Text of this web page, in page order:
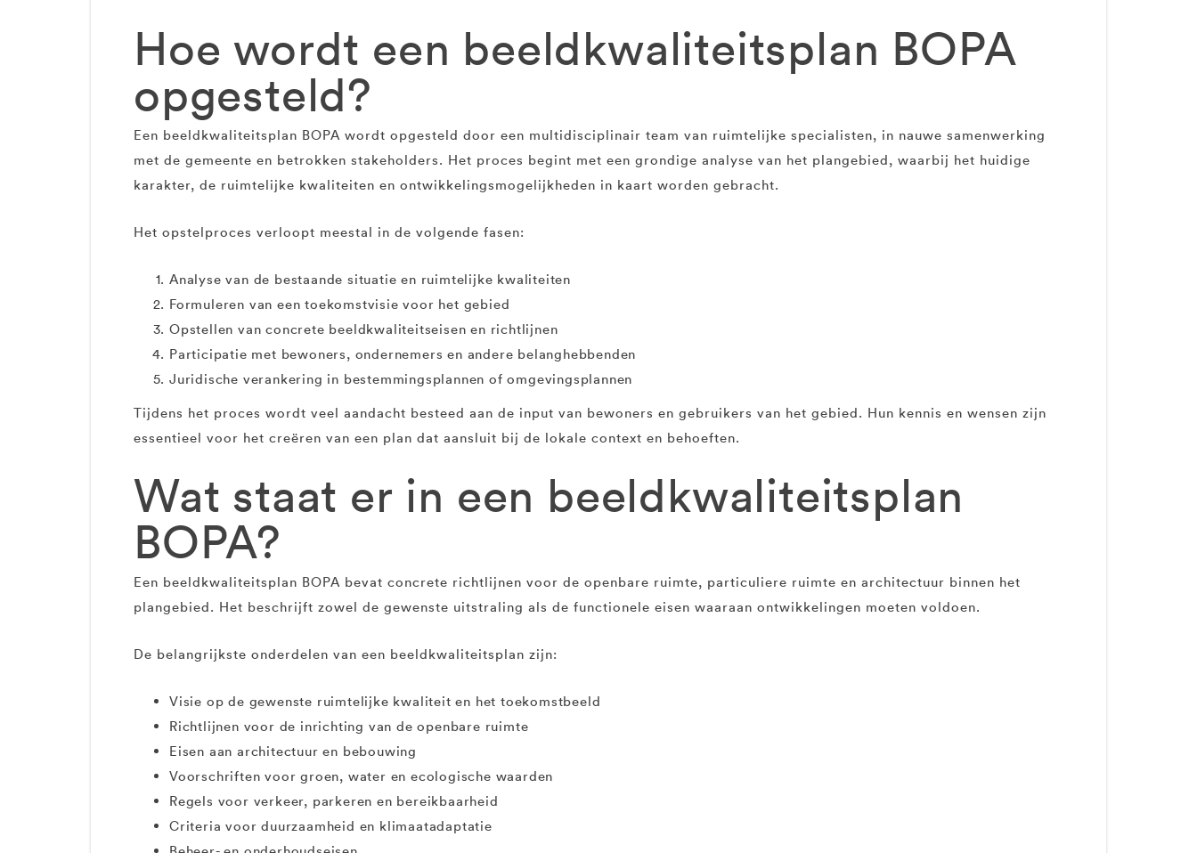
Hoe wordt een beeldkwaliteitsplan BOPA
opgesteld?
Een beeldkwaliteitsplan BOPA wordt opgesteld door een multidisciplinair team van ruimtelijke specialisten, in nauwe samenwerking
met de gemeente en betrokken stakeholders. Het proces begint met een grondige analyse van het plangebied, waarbij het huidige
karakter, de ruimtelijke kwaliteiten en ontwikkelingsmogelijkheden in kaart worden gebracht.
Het opstelproces verloopt meestal in de volgende fasen:
Analyse van de bestaande situatie en ruimtelijke kwaliteiten
Formuleren van een toekomstvisie voor het gebied
Opstellen van concrete beeldkwaliteitseisen en richtlijnen
Participatie met bewoners, ondernemers en andere belanghebbenden
Juridische verankering in bestemmingsplannen of omgevingsplannen
Tijdens het proces wordt veel aandacht besteed aan de input van bewoners en gebruikers van het gebied. Hun kennis en wensen zijn
essentieel voor het creëren van een plan dat aansluit bij de lokale context en behoeften.
Wat staat er in een beeldkwaliteitsplan
BOPA?
Een beeldkwaliteitsplan BOPA bevat concrete richtlijnen voor de openbare ruimte, particuliere ruimte en architectuur binnen het
plangebied. Het beschrijft zowel de gewenste uitstraling als de functionele eisen waaraan ontwikkelingen moeten voldoen.
De belangrijkste onderdelen van een beeldkwaliteitsplan zijn:
Visie op de gewenste ruimtelijke kwaliteit en het toekomstbeeld
Richtlijnen voor de inrichting van de openbare ruimte
Eisen aan architectuur en bebouwing
Voorschriften voor groen, water en ecologische waarden
Regels voor verkeer, parkeren en bereikbaarheid
Criteria voor duurzaamheid en klimaatadaptatie